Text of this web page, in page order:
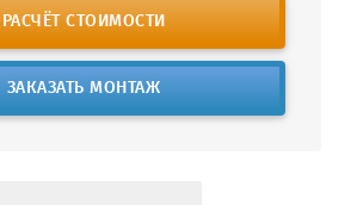
РАСЧЁТ СТОИМОСТИ
ЗАКАЗАТЬ МОНТАЖ